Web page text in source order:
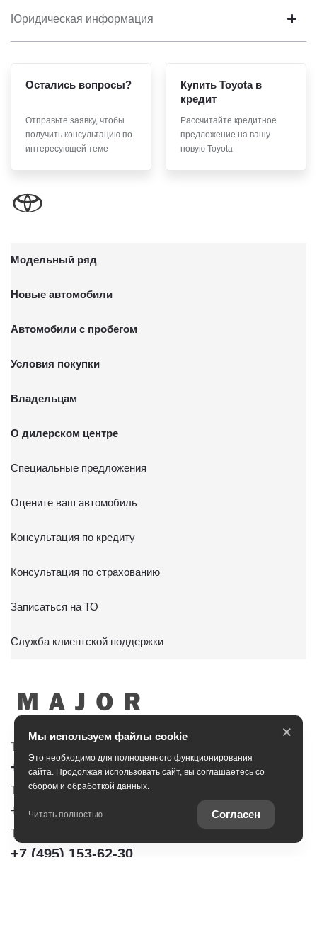
Юридическая информация
Остались вопросы?
Отправьте заявку, чтобы
получить консультацию по
интересующей теме
Купить Toyota в
кредит
Рассчитайте кредитное
предложение на вашу
новую Toyota
Модельный ряд
Новые автомобили
Автомобили с пробегом
Условия покупки
Владельцам
О дилерском центре
Специальные предложения
Оцените ваш автомобиль
Консультация по кредиту
Консультация по страхованию
Записаться на ТО
Служба клиентской поддержки
Тойота Центр Сити
+7 (495) 153-30-44 +7 (495) 153-54-65
Тойота Центр Сокольники
+7 (495) 172-04-83
Тойота Центр Шереметьево
+7 (495) 153-62-30
Мы используем файлы cookie
Это необходимо для полноценного функционирования
сайта. Продолжая использовать сайт, вы соглашаетесь со
сбором и обработкой данных.
Читать полностью Согласен
×